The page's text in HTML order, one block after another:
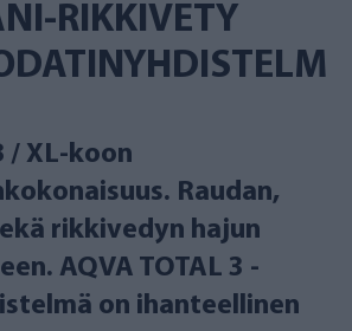
RIKKIVETY
/ XL-koon
Raudan,
rikkivedyn hajun
AQVA TOTAL 3 -
on ihanteellinen